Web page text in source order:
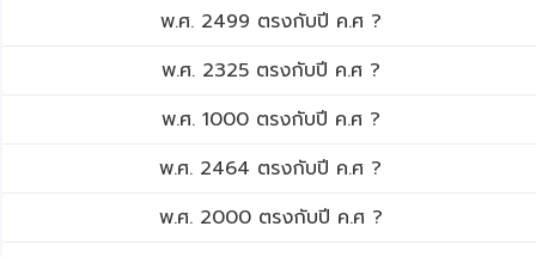
พ.ศ. 2499 ตรงกับปี ค.ศ ?
พ.ศ. 2325 ตรงกับปี ค.ศ ?
พ.ศ. 1000 ตรงกับปี ค.ศ ?
พ.ศ. 2464 ตรงกับปี ค.ศ ?
พ.ศ. 2000 ตรงกับปี ค.ศ ?